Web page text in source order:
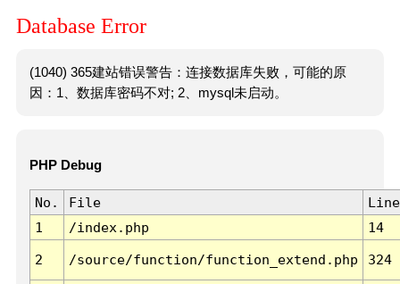
Database Error
(1040) 365建站错误警告：连接数据库失败，可能的原
因：1、数据库密码不对; 2、mysql未启动。
PHP Debug
No. File
Line
1
/index.php 14
2 /source/function/function_extend.php 324